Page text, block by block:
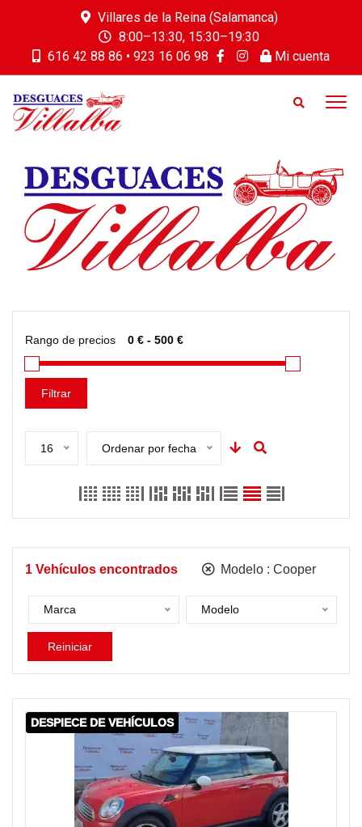
Villares de la Reina (Salamanca)
8:00–13:30, 15:30–19:30
616 42 88 86 • 923 16 06 98
Mi cuenta
Rango de precios
Filtrar
16 Ordenar por fecha
1 Vehículos encontrados Modelo : Cooper
Marca Modelo
Reiniciar
DESPIECE DE VEHÍCULOS